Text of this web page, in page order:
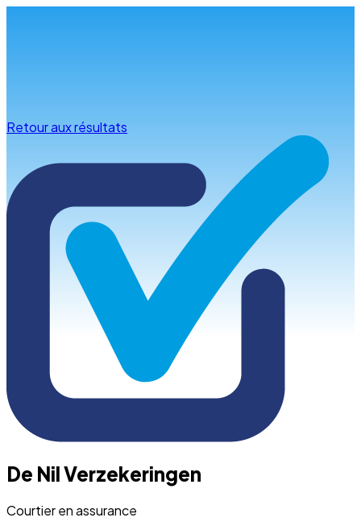
Retour aux résultats
De Nil Verzekeringen
Courtier en assurance